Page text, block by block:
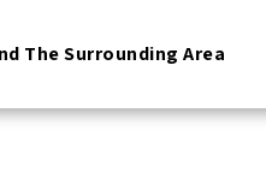
The Surrounding Area